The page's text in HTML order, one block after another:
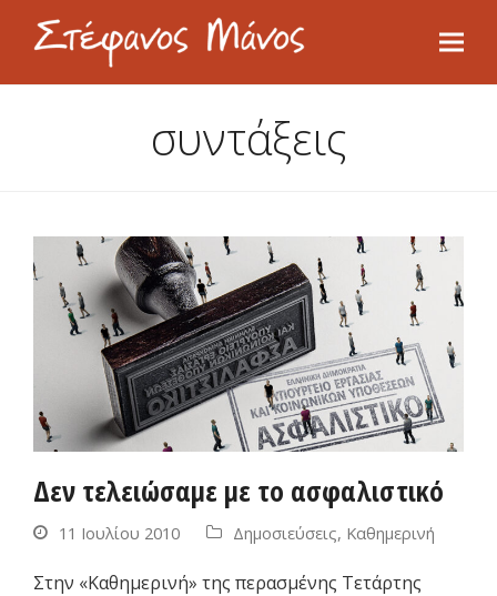
συντάξεις
Δεν τελειώσαμε με το ασφαλιστικό
11 Ιουλίου 2010 Δημοσιεύσεις, Καθημερινή
Στην «Καθημερινή» της περασμένης Τετάρτης